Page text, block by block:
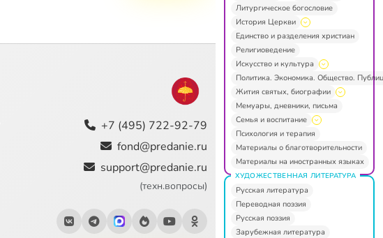
+7 (495) 722-92-79
fond@predanie.ru
support@predanie.ru
(техн.вопросы)
Литургическое богословие
История Церкви
Единство и разделения христиан
Религиоведение
Искусство и культура
Политика. Экономика. Общество.
Жития святых, биографии
Мемуары, дневники, письма
Семья и воспитание
Психология и терапия
Материалы о благотворительности
Материалы на иностранных языках
ХУДОЖЕСТВЕННАЯ ЛИТЕРАТУРА
Русская литература
Переводная поэзия
Русская поэзия
Зарубежная литература